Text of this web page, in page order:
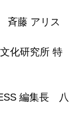
斉藤 アリス
化研究所 特
編集長 八